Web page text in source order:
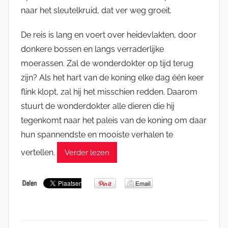
naar het sleutelkruid, dat ver weg groeit.
De reis is lang en voert over heidevlakten, door
donkere bossen en langs verraderlijke
moerassen. Zal de wonderdokter op tijd terug
zijn? Als het hart van de koning elke dag één keer
flink klopt, zal hij het misschien redden. Daarom
stuurt de wonderdokter alle dieren die hij
tegenkomt naar het paleis van de koning om daar
hun spannendste en mooiste verhalen te
vertellen.
Verder lezen